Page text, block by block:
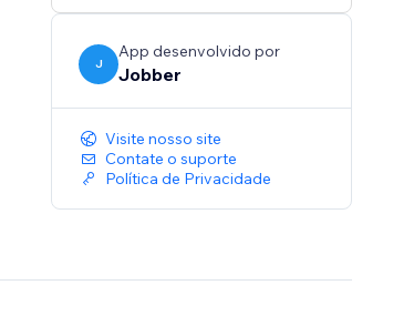
J
App desenvolvido por
Jobber
Visite nosso site
Contate o suporte
Política de Privacidade